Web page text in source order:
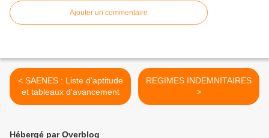
Ajouter un commentaire
< SAENES : Liste d'aptitude
et tableaux d'avancement
REGIMES INDEMNITAIRES
>
Hébergé par Overblog